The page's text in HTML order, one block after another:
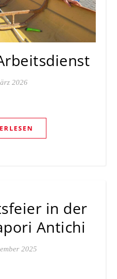
2026
in der
Antichi
2025